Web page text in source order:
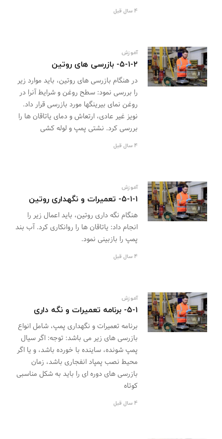
4 سال قبل
آموزش
۵-۱-۲- بازرسی های روتین
در هنگام بازرسی های روتین، باید موارد زیر
را بررسی نمود: سطح روغن و شرایط آنرا در
روغن نمای بیرینگها مورد بازرسی قرار داد.
نویز غیر عادی، ارتعاش و دمای یاتاقان ها را
بررسی کرد. نشتی پمپ و لوله کشی
4 سال قبل
آموزش
۵-۱-۱- تعمیرات و نگهداری روتین
هنگام نگه داری روتین، باید اعمال زیر را
انجام داد: یاتاقان ها را روانکاری کرد. آب بند
پمپ را بازبینی نمود.
4 سال قبل
آموزش
۵-۱- برنامه تعمیرات و نگه داری
برنامه تعمیرات و نگهداری پمپ، شامل انواع
بازرسی های زیر می باشد: توجه: اگر سیال
پمپ شونده، ساینده با خورده باشد، و یا اگر
محیط نصب پمپاد انفجاری باشد، زمان
بازرسی های دوره ای را باید به شکل مناسبی
کوتاه
4 سال قبل